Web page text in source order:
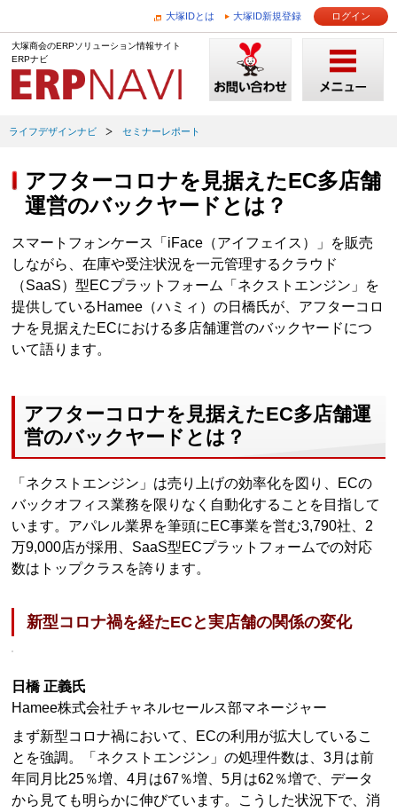
大塚IDとは 大塚ID新規登録 ログイン
大塚商会のERPソリューション情報サイト
ERPナビ
ライフデザインナビ セミナーレポート
アフターコロナを見据えたEC多店舗
運営のバックヤードとは？
スマートフォンケース「iFace（アイフェイス）」を販売
しながら、在庫や受注状況を一元管理するクラウド
（SaaS）型ECプラットフォーム「ネクストエンジン」を
提供しているHamee（ハミィ）の日橋氏が、アフターコロ
ナを見据えたECにおける多店舗運営のバックヤードにつ
いて語ります。
アフターコロナを見据えたEC多店舗運
営のバックヤードとは？
「ネクストエンジン」は売り上げの効率化を図り、ECの
バックオフィス業務を限りなく自動化することを目指して
います。アパレル業界を筆頭にEC事業を営む3,790社、2
万9,000店が採用、SaaS型ECプラットフォームでの対応
数はトップクラスを誇ります。
新型コロナ禍を経たECと実店舗の関係の変化
日橋 正義氏
Hamee株式会社チャネルセールス部マネージャー
まず新型コロナ禍において、ECの利用が拡大しているこ
とを強調。「ネクストエンジン」の処理件数は、3月は前
年同月比25％増、4月は67％増、5月は62％増で、データ
から見ても明らかに伸びています。こうした状況下で、消